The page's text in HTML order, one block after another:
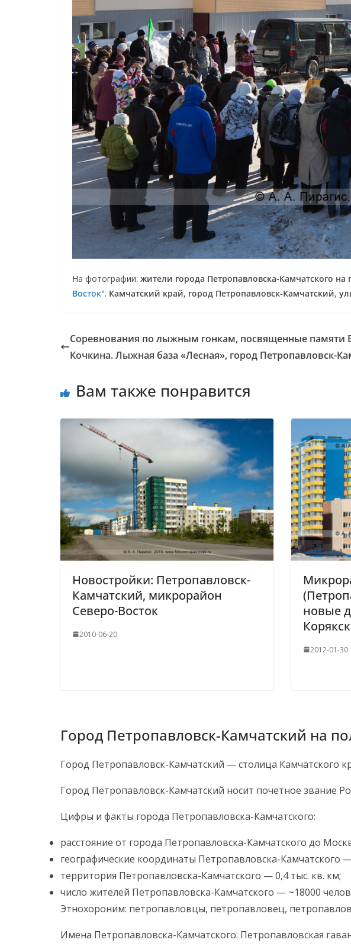
На фотографии: жители города Петропавловска-Камчатского на
Восток". Камчатский край, город Петропавловск-Камчатский,
Соревнования по лыжным гонкам, посвященные памяти
Кочкина. Лыжная база «Лесная», город Петропавловск-
Вам также понравится
Новостройки: Петропавловск-
Камчатский, микрорайон
Северо-Восток
2010-06-20
новые
2012-01-30
Город Петропавловск-Камчатский на
Город Петропавловск-Камчатский — столица Камчатского
Город Петропавловск-Камчатский носит почетное звание
Цифры и факты города Петропавловска-Камчатского:
расстояние от города Петропавловска-Камчатского до
географические координаты Петропавловска-Камчатского —
территория Петропавловска-Камчатского — 0,4 тыс. кв. км;
число жителей Петропавловска-Камчатского — ~18000
Этнохороним: петропавловцы, петропавловец,
Имена Петропавловска-Камчатского: Петропавловская